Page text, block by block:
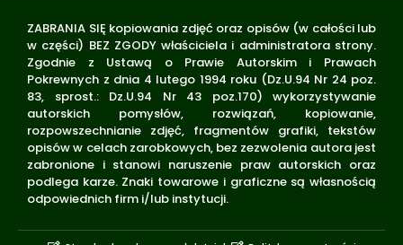
ZABRANIA SIĘ kopiowania zdjęć oraz opisów (w całości lub
w części) BEZ ZGODY właściciela i administratora strony.
Zgodnie z Ustawą o Prawie Autorskim i Prawach
Pokrewnych z dnia 4 lutego 1994 roku (Dz.U.94 Nr 24 poz.
83, sprost.: Dz.U.94 Nr 43 poz.170) wykorzystywanie
autorskich pomysłów, rozwiązań, kopiowanie,
rozpowszechnianie zdjęć, fragmentów grafiki, tekstów
opisów w celach zarobkowych, bez zezwolenia autora jest
zabronione i stanowi naruszenie praw autorskich oraz
podlega karze. Znaki towarowe i graficzne są własnością
odpowiednich firm i/lub instytucji.